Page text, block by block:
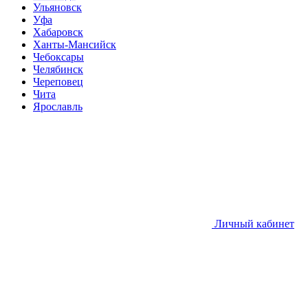
Ульяновск
Уфа
Хабаровск
Ханты-Мансийск
Чебоксары
Челябинск
Череповец
Чита
Ярославль
Личный кабинет